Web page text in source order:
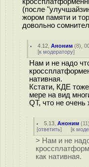
(после
жором памяти и
довольно
4.12 ,Аноним (8),
[к модератору]
Нам и не надо
нативная.
Кстати, КДЕ
мере на вид
QT, что не очень
5.13 ,Аноним (11
[ответить] [к
> Нам и не
как нативная.